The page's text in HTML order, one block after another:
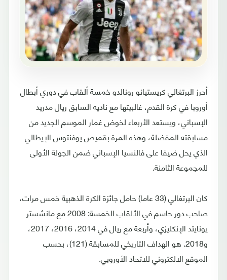
أحرز البرتغالي كريستيانو رونالدو خمسة ألقاب في دوري أبطال
أوروبا في كرة القدم، غالبيتها مع ناديه السابق ريال مدريد
الإسباني، ويستعد الأربعاء لخوض غمار الموسم الجديد من
مسابقته المفضلة، وهذه المرة بقميص يوفنتوس الإيطالي
الذي يحل ضيفا على فالنسيا الإسباني ضمن الجولة الأولى
للمجموعة الثامنة.
كان البرتغالي (33 عاما) حامل جائزة الكرة الذهبية خمس مرات،
صاحب دور حاسم في الألقاب الخمسة: 2008 مع مانشستر
يونايتد الإنكليزي، وأربعة مع ريال في 2014، 2016، 2017،
و2018. هو الهداف التاريخي للمسابقة (121)، بحسب
الموقع الالكتروني للاتحاد الأوروبي.